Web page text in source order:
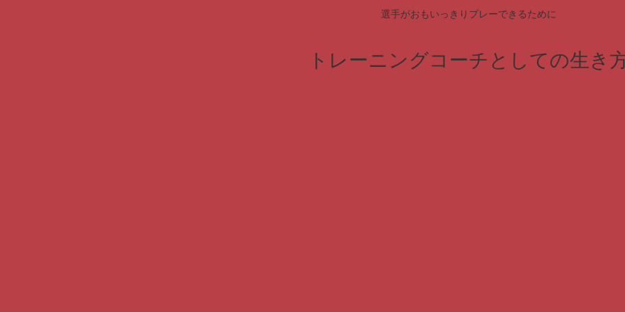
選手がおもいっきりプレーできるために
トレーニングコーチとしての生き